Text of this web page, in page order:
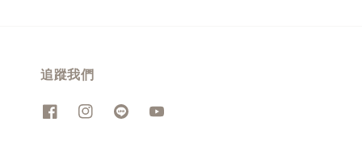
追蹤我們